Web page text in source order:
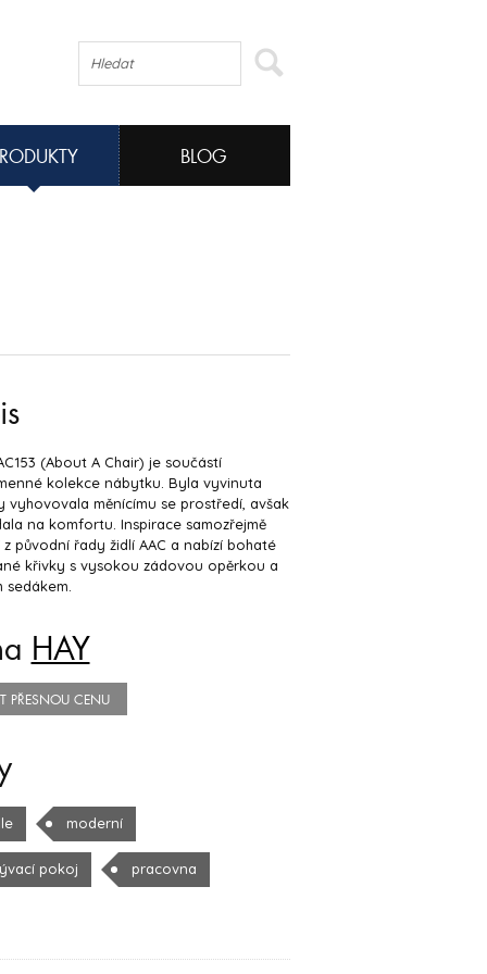
BLOG
(About A Chair) je součástí
kolekce nábytku. Byla vyvinuta
vyhovovala měnícímu se prostředí, avšak
na komfortu. Inspirace samozřejmě
z původní řady židlí AAC a nabízí bohaté
křivky s vysokou zádovou opěrkou a
sedákem.
HAY
PŘESNOU CENU
moderní
pokoj pracovna